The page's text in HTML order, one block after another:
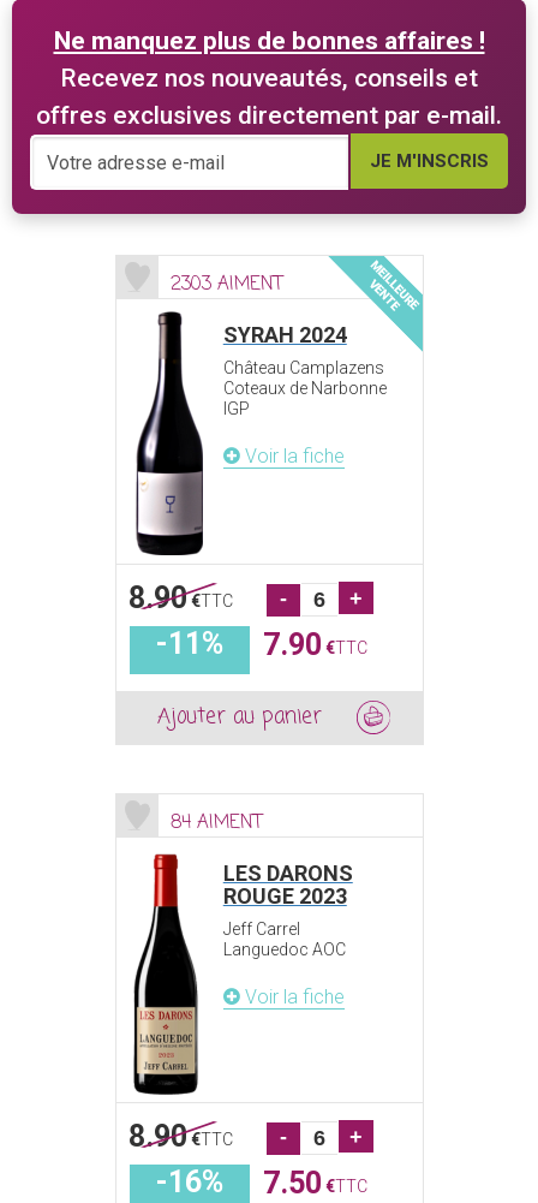
Ne manquez plus de bonnes affaires !
Recevez nos nouveautés, conseils et
offres exclusives directement par e-mail.
JE M'INSCRIS
2303 AIMENT
SYRAH 2024
Château Camplazens
Coteaux de Narbonne
IGP
Voir la fiche
8.90 €TTC - +
-11% 7.90 €TTC
Ajouter au panier
84 AIMENT
LES DARONS
ROUGE 2023
Jeff Carrel
Languedoc AOC
Voir la fiche
8.90 €TTC - +
-16% 7.50 €TTC